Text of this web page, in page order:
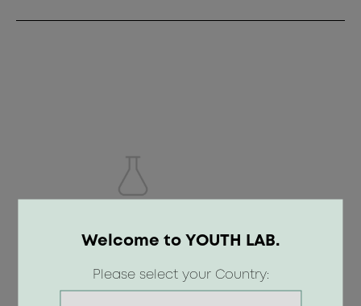
Welcome to YOUTH LAB.
Please select your Country: